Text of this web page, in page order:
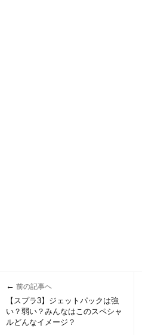
← 前の記事へ
【スプラ3】ジェットパックは強
い？弱い？みんなはこのスペシャ
ルどんなイメージ？